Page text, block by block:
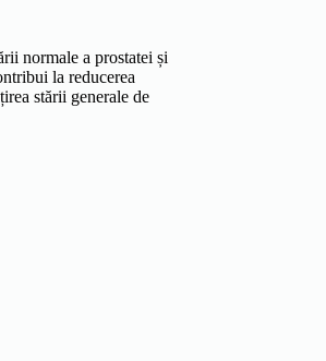
normale a prostatei și
la reducerea
stării generale de